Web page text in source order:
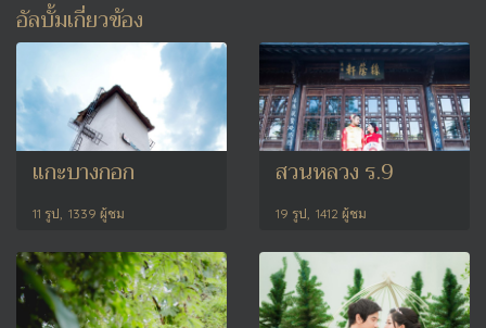
อัลบั้มเกี่ยวข้อง
แกะบางกอก
11 รูป, 1339 ผู้ชม
สวนหลวง ร.9
19 รูป, 1412 ผู้ชม